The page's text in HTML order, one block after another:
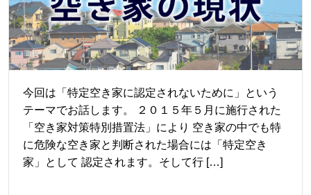
今回は「特定空き家に認定されないために」という
テーマでお話します。 ２０１５年５月に施行された
「空き家対策特別措置法」により 空き家の中でも特
に危険な空き家と判断された場合には「特定空き
家」として 認定されます。そして行 […]